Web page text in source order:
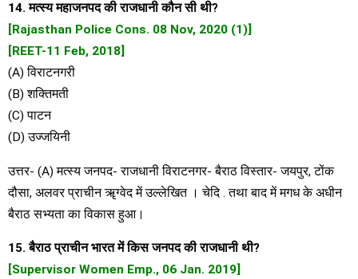
14. मत्स्य महाजनपद की राजधानी कौन सी थी?
[Rajasthan Police Cons. 08 Nov, 2020 (1)]
[REET-11 Feb, 2018]
(A) विराटनगरी
(B) शक्तिमती
(C) पाटन
(D) उज्जयिनी
उत्तर- (A) मत्स्य जनपद- राजधानी विराटनगर- बैराठ विस्तार- जयपुर, टोंक
दौसा, अलवर प्राचीन ॠग्वेद में उल्लेखित । चेदि . तथा बाद में मगध के अधीन
बैराठ सभ्यता का विकास हुआ।
15. बैराठ प्राचीन भारत में किस जनपद की राजधानी थी?
[Supervisor Women Emp., 06 Jan. 2019]